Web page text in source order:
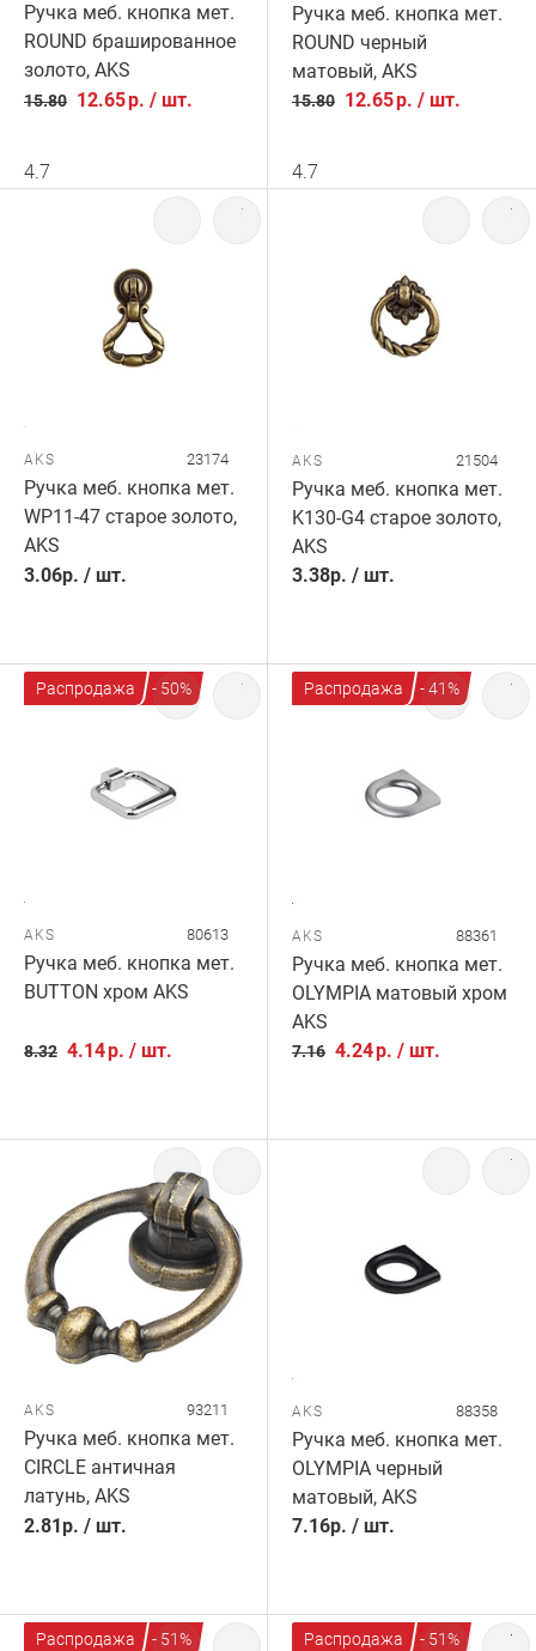
Ручка меб. кнопка мет.
ROUND брашированное
золото, AKS
15.80 12.65р. / шт.
4.7
Ручка меб. кнопка мет.
ROUND черный
матовый, AKS
15.80 12.65р. / шт.
4.7
AKS 23174
Ручка меб. кнопка мет.
WP11-47 старое золото,
AKS
3.06р. / шт.
AKS 21504
Ручка меб. кнопка мет.
K130-G4 старое золото,
AKS
3.38р. / шт.
Распродажа - 50%
AKS 80613
Ручка меб. кнопка мет.
BUTTON хром AKS
8.32 4.14р. / шт.
Распродажа - 41%
AKS 88361
Ручка меб. кнопка мет.
OLYMPIA матовый хром
AKS
7.16 4.24р. / шт.
AKS 93211
Ручка меб. кнопка мет.
CIRCLE античная
латунь, AKS
2.81р. / шт.
AKS 88358
Ручка меб. кнопка мет.
OLYMPIA черный
матовый, AKS
7.16р. / шт.
Распродажа - 51% Распродажа - 51%